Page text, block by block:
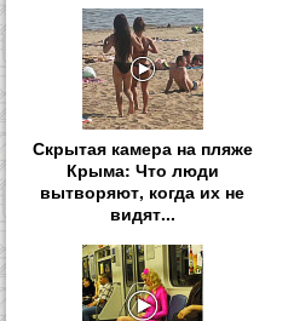
Скрытая камера на пляже
Крыма: Что люди
вытворяют, когда их не
видят...